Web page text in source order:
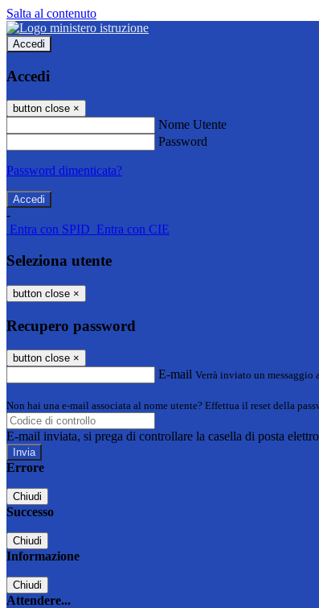
Salta al contenuto
Accedi
Accedi
button close ×
Nome Utente
Password
Password dimenticata?
-
Entra con SPID Entra con CIE
Seleziona utente
button close ×
Recupero password
button close ×
E-mail Verrà inviato un
Non hai una e-mail associata al nome utente? Effettua il reset della
E-mail inviata, si prega di controllare la casella di posta
Errore
Chiudi
Successo
Chiudi
Informazione
Chiudi
Attendere...